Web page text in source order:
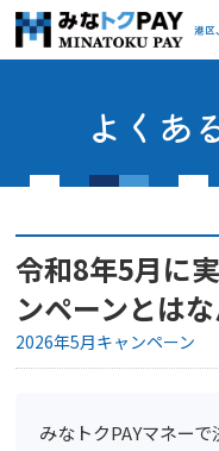
港区
よくあ
令和8年5月に
ンペーンとは
2026年5月キャンペーン
みなトクPAYマネーで